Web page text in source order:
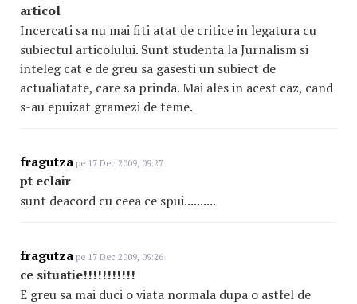
articol
Incercati sa nu mai fiti atat de critice in legatura cu
subiectul articolului. Sunt studenta la Jurnalism si
inteleg cat e de greu sa gasesti un subiect de
actualiatate, care sa prinda. Mai ales in acest caz, cand
s-au epuizat gramezi de teme.
fragutza pe 17 Dec 2009, 09:27
pt eclair
sunt deacord cu ceea ce spui..........
fragutza pe 17 Dec 2009, 09:26
ce situatie!!!!!!!!!!!
E greu sa mai duci o viata normala dupa o astfel de